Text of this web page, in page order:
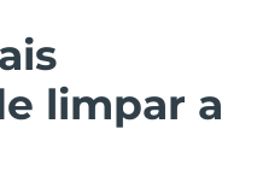
limpar a
Entrega prevista8/10/26